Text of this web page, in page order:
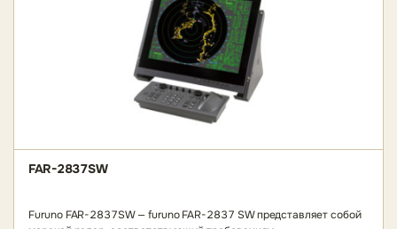
FAR-2837SW
Furuno FAR-2837SW — furuno FAR-2837 SW представляет собой